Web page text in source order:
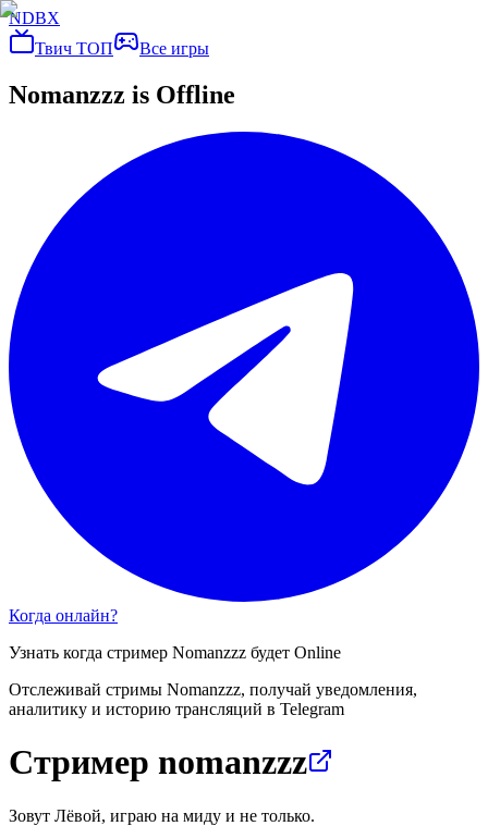
NDBX
Твич ТОП
Все игры
Nomanzzz is Offline
Когда онлайн?
Узнать когда стример Nomanzzz будет Online
Отслеживай стримы Nomanzzz, получай уведомления,
аналитику и историю трансляций в Telegram
Стример nomanzzz
Зовут Лёвой, играю на миду и не только.